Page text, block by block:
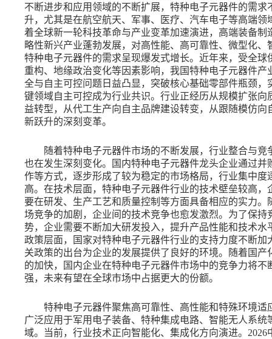
不断进步和应用领域的不断扩展，特种电子元器件的需求
升，尤其是在航空航天、军事、医疗、汽车电子等高端领
着全球新一轮科技革命与产业变革加速演进，高端装备制
略性新兴产业蓬勃发展，对高性能、高可靠性、微型化、
特种电子元器件的需求呈现爆发式增长。近年来，受全球
重构、地缘政治变化等因素影响，我国特种电子元器件产
全与自主可控问题日益凸显，突破核心基础零部件瓶颈，
键领域自主可控成为行业共识。行业正经历从规模扩张向
益转型，从代工生产向自主品牌建设转变，从跟随模仿向
新跃升的深刻变革。
随着特种电子元器件市场的不断发展，行业整合与竞
也在发生深刻变化。国内特种电子元器件龙头企业通过并
作等方式，逐步形成了较为稳定的市场格局，行业集中度
高。在技术层面，特种电子元器件行业的技术壁垒较高，
要在研发、生产工艺和质量控制等方面具备相应的实力。
场竞争的加剧，企业间的技术竞争也愈发激烈。为了保持
势，企业需要不断加大研发投入，提升产品性能和技术水
政策层面，国家对特种电子元器件行业的支持力度不断加
关政策的出台为企业的发展提供了良好的环境。随着国产
的加快，国内企业在特种电子元器件市场中的竞争力将不
强，未来有望在全球市场中占据更大的份额。
特种电子元器件聚焦高可靠性、高性能和特殊环境适
广泛应用于军用电子装备、特种集成电路、智能无人系统
域。
当前，行业技术正向智能化、集成化方向演进。2026